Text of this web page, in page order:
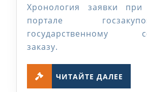
Хронология заявки
портале
государственному
заказу.
ЧИТАЙТЕ ДАЛЕЕ